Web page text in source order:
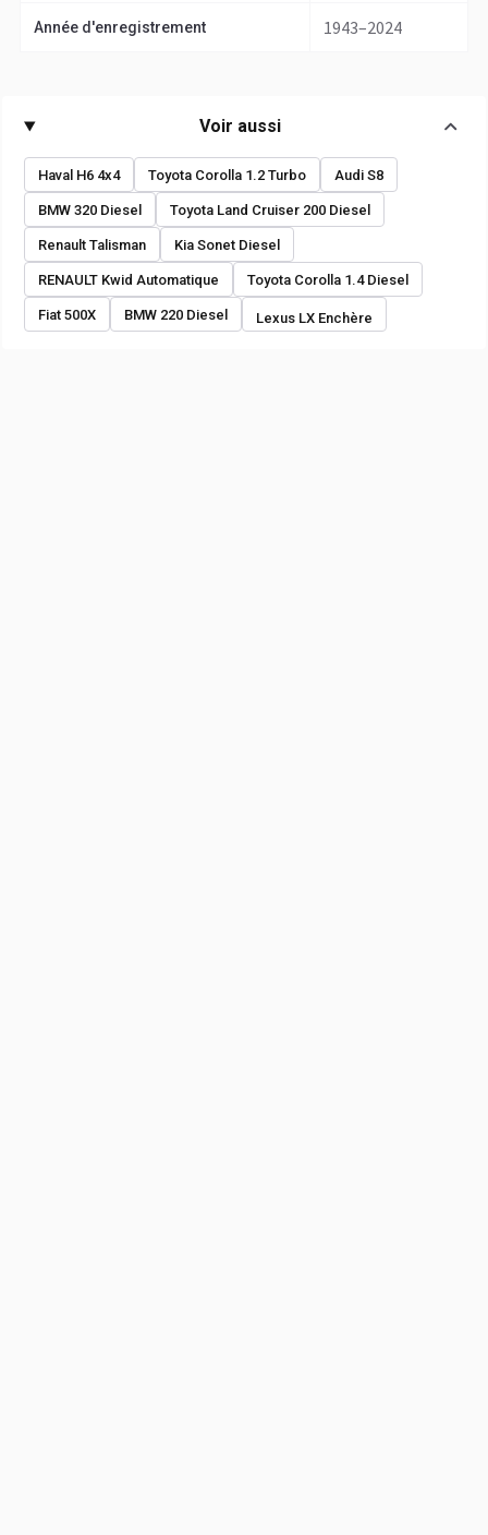
Année d'enregistrement 1943–2024
Voir aussi
Haval H6 4x4 Toyota Corolla 1.2 Turbo Audi S8
BMW 320 Diesel Toyota Land Cruiser 200 Diesel
Renault Talisman Kia Sonet Diesel
RENAULT Kwid Automatique Toyota Corolla 1.4 Diesel
Fiat 500X BMW 220 Diesel Lexus LX Enchère